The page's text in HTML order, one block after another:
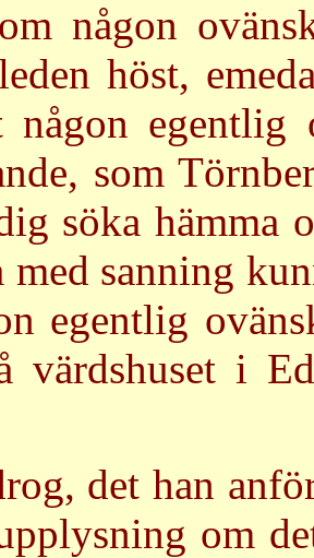
någon
höst,
någon egentlig
som
söka hämma
med sanning
egentlig
värdshuset i
det han
om